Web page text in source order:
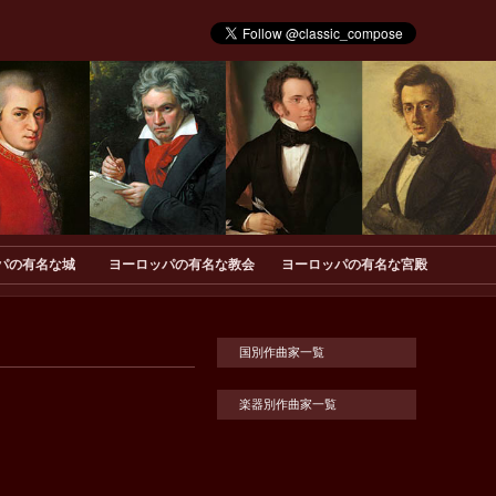
の有名な城 ヨーロッパの有名な教会 ヨーロッパの有名な宮殿
国別作曲家一覧
楽器別作曲家一覧